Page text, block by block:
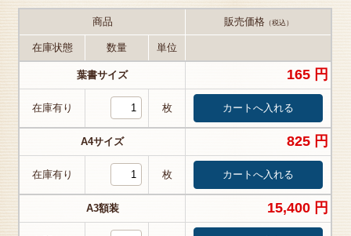
商品 販売価格（税込）
在庫状態 数量 単位
葉書サイズ 165 円
在庫有り 枚
A4サイズ 825 円
在庫有り 枚
A3額装 15,400 円